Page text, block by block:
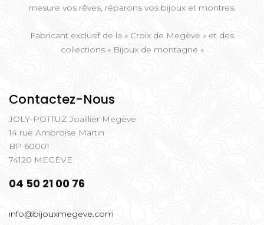
mesure vos rêves, réparons vos bijoux et montres.
Fabricant exclusif de la « Croix de Megève » et des
collections « Bijoux de montagne »
Contactez-Nous
JOLY-POTTUZ Joaillier Megève
14 rue Ambroise Martin
BP 60001
74120 MEGÈVE
04 50 21 00 76
info@bijouxmegeve.com